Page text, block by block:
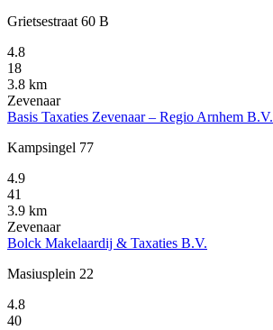
Grietsestraat 60 B
4.8
18
3.8 km
Zevenaar
Basis Taxaties Zevenaar – Regio Arnhem B.V.
Kampsingel 77
4.9
41
3.9 km
Zevenaar
Bolck Makelaardij & Taxaties B.V.
Masiusplein 22
4.8
40